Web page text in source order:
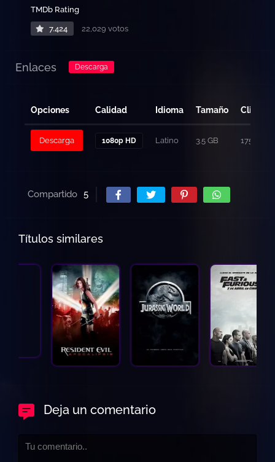
TMDb Rating
7.424 22,029 votos
Enlaces Descarga
Opciones Calidad Idioma Tamaño Clicks
Descarga 1080p HD Latino 3.5 GB 175
Compartido 5
Títulos similares
Deja un comentario